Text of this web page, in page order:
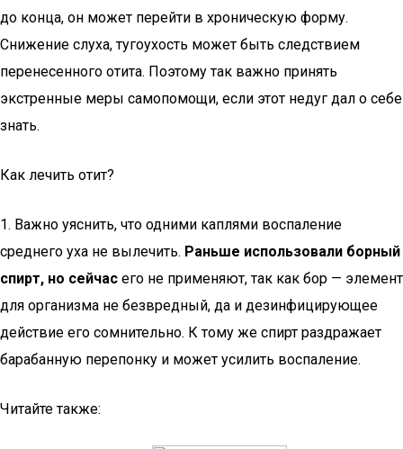
до конца, он может перейти в хроническую форму.
Снижение слуха, тугоухость может быть следствием
перенесенного отита. Поэтому так важно принять
экстренные меры самопомощи, если этот недуг дал о себе
знать.
Как лечить отит?
1. Важно уяснить, что одними каплями воспаление
среднего уха не вылечить. Раньше использовали борный
спирт, но сейчас его не применяют, так как бор — элемент
для организма не безвредный, да и дезинфицирующее
действие его сомнительно. К тому же спирт раздражает
барабанную перепонку и может усилить воспаление.
Читайте также: